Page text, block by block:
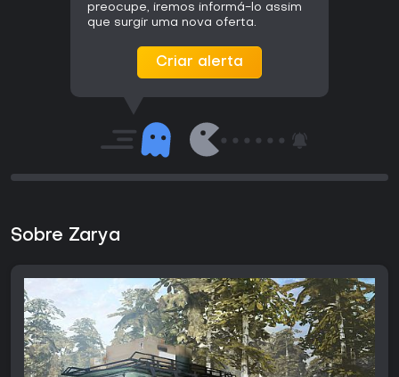
preocupe, iremos informá-lo assim
que surgir uma nova oferta.
Criar alerta
Sobre Zarya